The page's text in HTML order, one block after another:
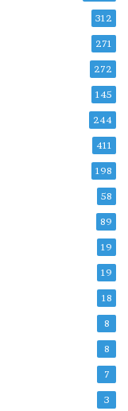
312
271
272
145
244
411
198
58
89
19
19
18
8
8
7
3